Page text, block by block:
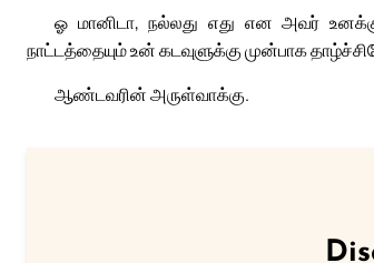
ஓ மானிடா, நல்லது எது என அவர்
நாட்டத்தையும் உன் கடவுளுக்கு முன்பாக
ஆண்டவரின் அருள்வாக்கு.